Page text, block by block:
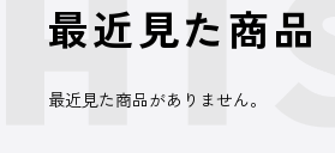
最近見た商品
最近見た商品がありません。